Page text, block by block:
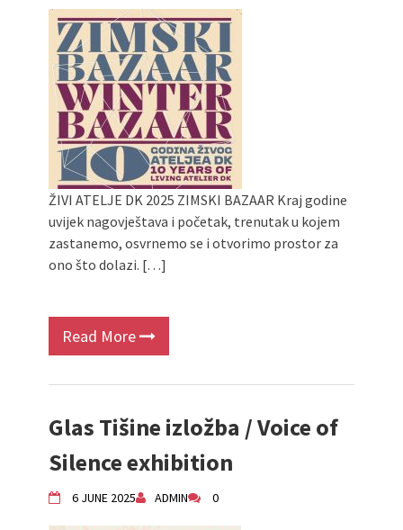
Zimski Bazaar 10 godina Živog Ateljea
DK | Winter Bazaar 10 years of Living
Atelier DK
ŽIVI ATELJE DK 2025 ZIMSKI BAZAAR Kraj godine
uvijek nagovještava i početak, trenutak u kojem
zastanemo, osvrnemo se i otvorimo prostor za
ono što dolazi. […]
Read More
Glas Tišine izložba / Voice of
Silence exhibition
6 JUNE 2025 ADMIN 0